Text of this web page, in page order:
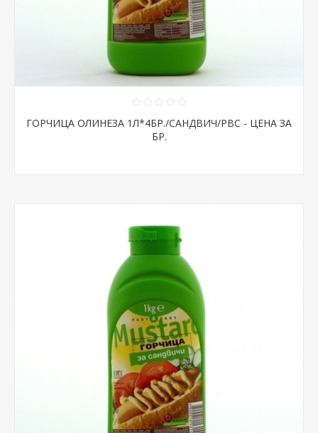
ГОРЧИЦА ОЛИНЕЗА 1Л*4БР./САНДВИЧ/РВС - ЦЕНА ЗА
БР.